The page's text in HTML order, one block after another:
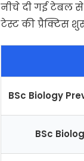
नीचे दी गई टेबल
टेस्ट की प्रैक्टिस
BSc Biology
BSc